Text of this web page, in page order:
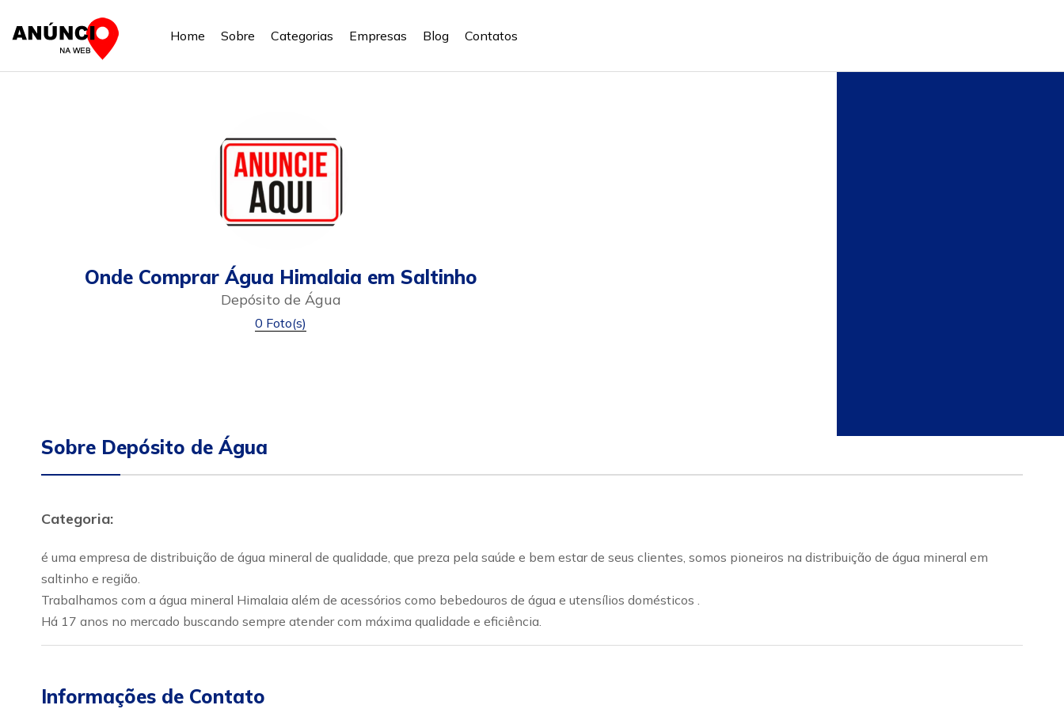
Home Sobre Categorias Empresas Blog Contatos
Onde Comprar Água Himalaia em Saltinho
Depósito de Água
0 Foto(s)
Sobre Depósito de Água
Categoria:
é uma empresa de distribuição de água mineral de qualidade, que preza pela saúde e bem estar de seus clientes, somos pioneiros na distribuição de água mineral em
saltinho e região.
Trabalhamos com a água mineral Himalaia além de acessórios como bebedouros de água e utensílios domésticos .
Há 17 anos no mercado buscando sempre atender com máxima qualidade e eficiência.
Informações de Contato